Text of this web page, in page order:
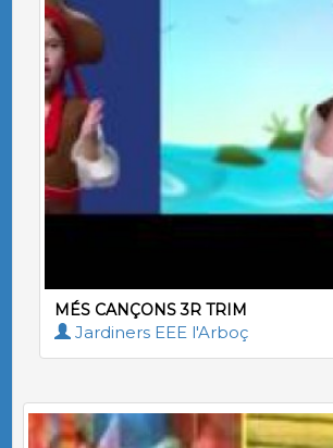
MÉS CANÇONS 3R TRIM
Jardiners EEE l'Arboç